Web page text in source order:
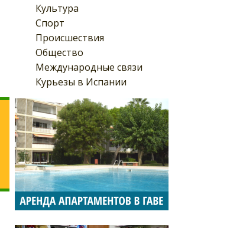
Культура
Спорт
Происшествия
Общество
Международные связи
Курьезы в Испании